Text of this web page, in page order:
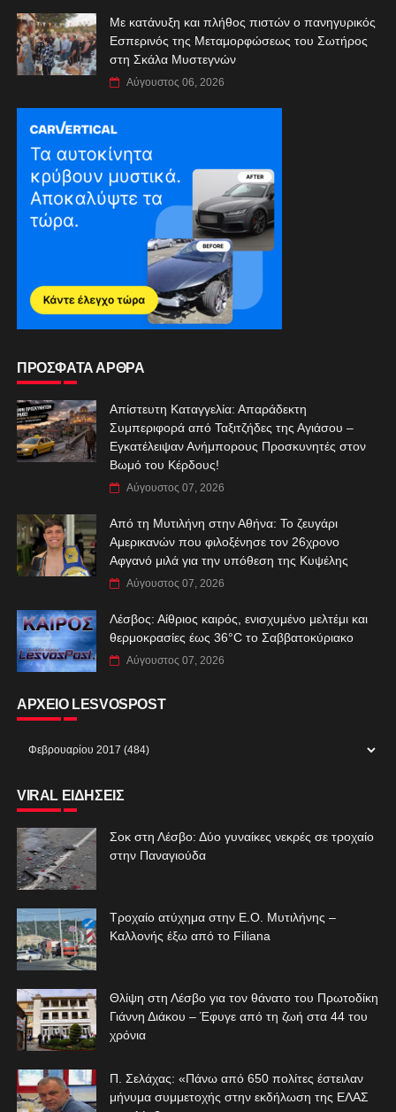
Με κατάνυξη και πλήθος πιστών ο πανηγυρικός
Εσπερινός της Μεταμορφώσεως του Σωτήρος
στη Σκάλα Μυστεγνών
Αύγουστος 06, 2026
ΠΡΟΣΦΑΤΑ ΑΡΘΡΑ
Απίστευτη Καταγγελία: Απαράδεκτη
Συμπεριφορά από Ταξιτζήδες της Αγιάσου –
Εγκατέλειψαν Ανήμπορους Προσκυνητές στον
Βωμό του Κέρδους!
Αύγουστος 07, 2026
Από τη Μυτιλήνη στην Αθήνα: Το ζευγάρι
Αμερικανών που φιλοξένησε τον 26χρονο
Αφγανό μιλά για την υπόθεση της Κυψέλης
Αύγουστος 07, 2026
Λέσβος: Αίθριος καιρός, ενισχυμένο μελτέμι και
θερμοκρασίες έως 36°C το Σαββατοκύριακο
Αύγουστος 07, 2026
ΑΡΧΕΙΟ LESVOSPOST
VIRAL ΕΙΔΗΣΕΙΣ
Σοκ στη Λέσβο: Δύο γυναίκες νεκρές σε τροχαίο
στην Παναγιούδα
Τροχαίο ατύχημα στην Ε.Ο. Μυτιλήνης –
Καλλονής έξω από το Filiana
Θλίψη στη Λέσβο για τον θάνατο του Πρωτοδίκη
Γιάννη Διάκου – Έφυγε από τη ζωή στα 44 του
χρόνια
Π. Σελάχας: «Πάνω από 650 πολίτες έστειλαν
μήνυμα συμμετοχής στην εκδήλωση της ΕΛΑΣ